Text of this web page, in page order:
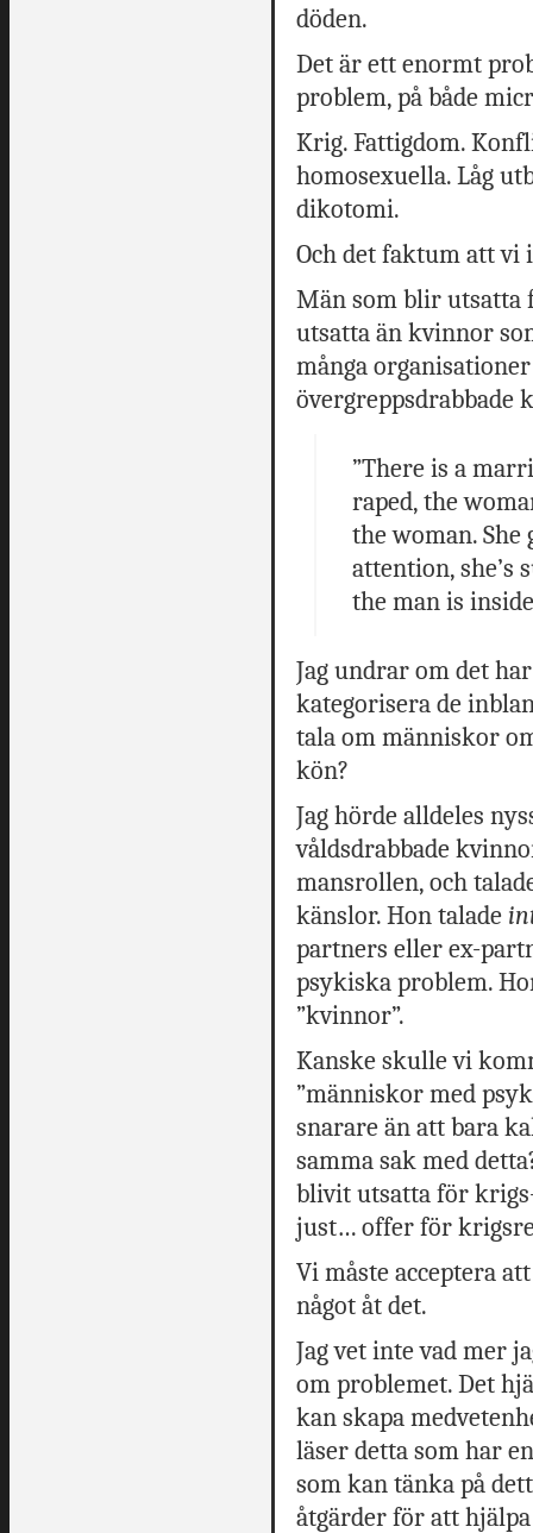
döden.
Det är ett enormt
problem, på både
Krig. Fattigdom.
homosexuella. Låg
dikotomi.
Och det faktum att vi
Män som blir utsatta
utsatta än kvinnor
många
övergreppsdrabbade
”There is a
raped, the
the woman. She
attention, she’s
the man is
Jag undrar om det
kategorisera de
tala om människor
kön?
Jag hörde alldeles
våldsdrabbade
mansrollen, och
känslor. Hon talade
partners eller ex-
psykiska problem.
”kvinnor”.
Kanske skulle vi
”människor med
snarare än att bara
samma sak med
blivit utsatta för
just… offer för
Vi måste acceptera
något åt det.
Jag vet inte vad mer
om problemet. Det
kan skapa
läser detta som har
som kan tänka på
åtgärder för att